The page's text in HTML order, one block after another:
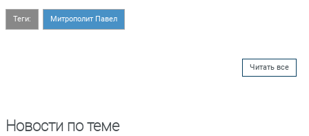
Теги: Митрополит Павел
Читать все
Новости по теме